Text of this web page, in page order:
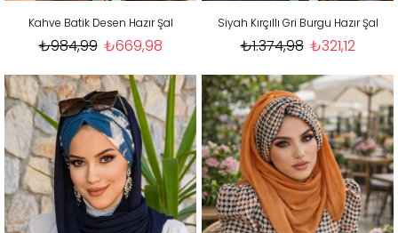
Kahve Batik Desen Hazır Şal
₺669,98
₺984,99
Siyah Kırçıllı Gri Burgu Hazır Şal
₺321,12
₺1.374,98